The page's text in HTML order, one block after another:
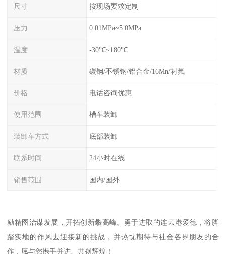
尺寸 按现场要求定制
压力 0.01MPa~5.0MPa
温度 -30℃~180℃
材质 碳钢/不锈钢/铝合金/16Mn/衬氟
价格 电话咨询优惠
使用范围 槽车装卸
装卸车方式 底部装卸
联系时间 24小时在线
销售范围 国内/国外
励精图治谋发展，开拓创新攀高峰。勇于进取的连云港爱德，将脚
踏实地的作风去迎接新的挑战，并热忱期待与社会各界朋友的合
作，愿与您携手并进、共创辉煌！